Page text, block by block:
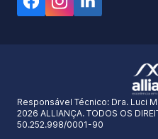
Responsável Técnico: Dra. Luci
2026 ALLIANÇA. TODOS OS
50.252.998/0001-90